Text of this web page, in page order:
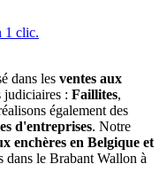
dans les ventes aux
judiciaires : Faillites,
également des
d'entreprises. Notre
enchères en Belgique et
dans le Brabant Wallon à